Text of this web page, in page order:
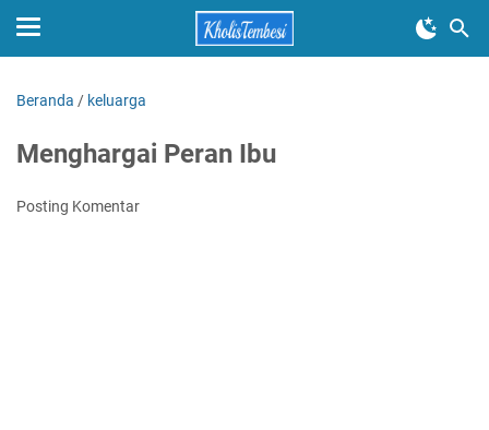
Beranda / keluarga
Menghargai Peran Ibu
Posting Komentar